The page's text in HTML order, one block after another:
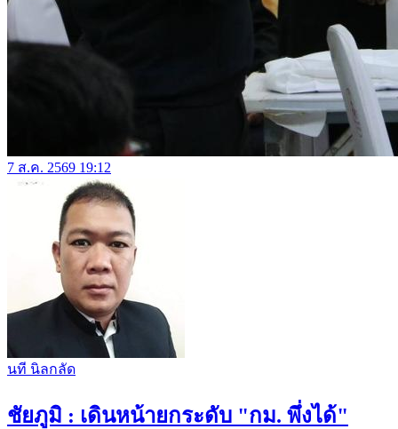
7 ส.ค. 2569 19:12
นที​ นิล​กลัด​
ชัยภูมิ : เดินหน้ายกระดับ "กม. พึ่งได้"